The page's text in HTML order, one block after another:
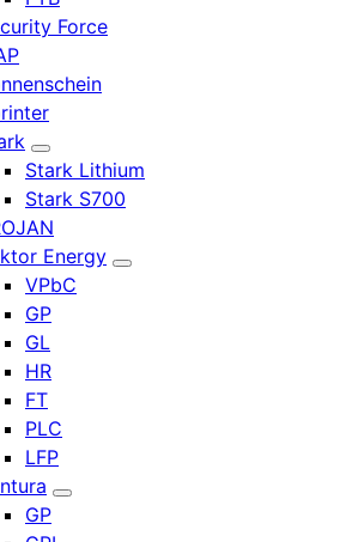
Force
Stark Lithium
Stark S700
Energy
VPbC
GP
GL
HR
FT
PLC
LFP
GP